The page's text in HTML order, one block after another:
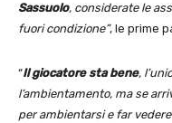
Sassuolo, considerate le
fuori condizione”, le prime
“Il giocatore sta bene,
l’ambientamento, ma se
per ambientarsi e far